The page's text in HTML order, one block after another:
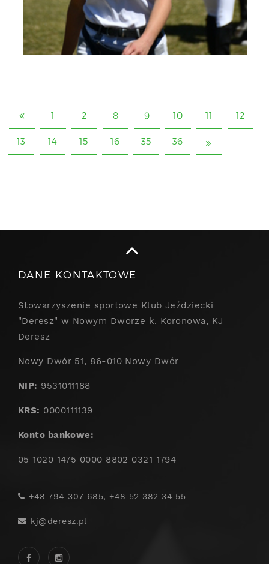
1 2 8 9 10 11 12
13 14 15 16 35 36
DANE KONTAKTOWE
Stowarzyszenie sportowe Klub Jeździecki
"Deresz" w Nowym Dworze k. Koronowa, KJ
Deresz
Nowy Dwór 51, 86-010 Nowy Dwór
NIP: 9531011188
KRS: 0000111139
Konto bankowe:
05 1020 1475 0000 8802 0321 1794
+48 794 307 685, +48 52 382 34 55
kj@deresz.pl